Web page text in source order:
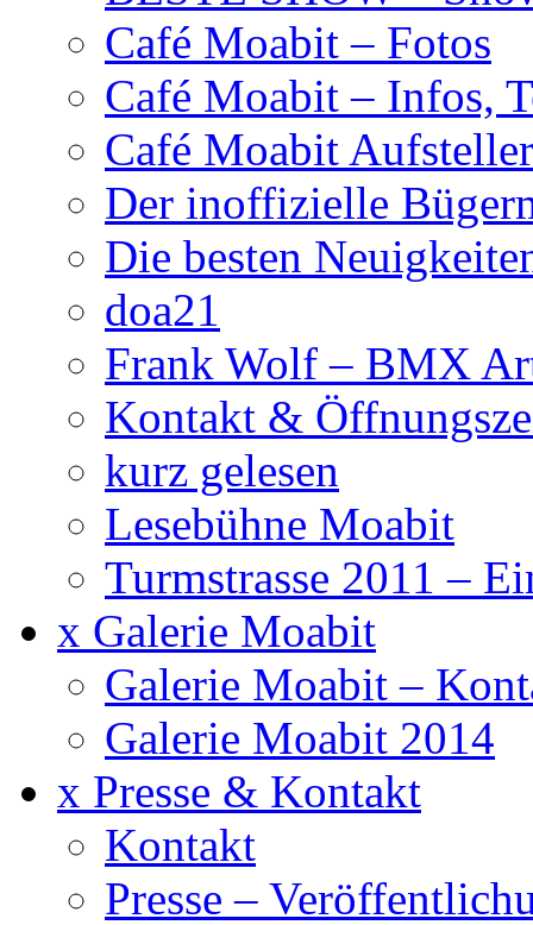
Café Moabit – Fotos
Café Moabit – Infos,
Café Moabit Aufsteller
Der inoffizielle
Die besten
doa21
Frank Wolf – BMX
Kontakt &
kurz gelesen
Lesebühne Moabit
Turmstrasse 2011 –
x Galerie Moabit
Galerie Moabit –
Galerie Moabit 2014
x Presse & Kontakt
Kontakt
Presse –